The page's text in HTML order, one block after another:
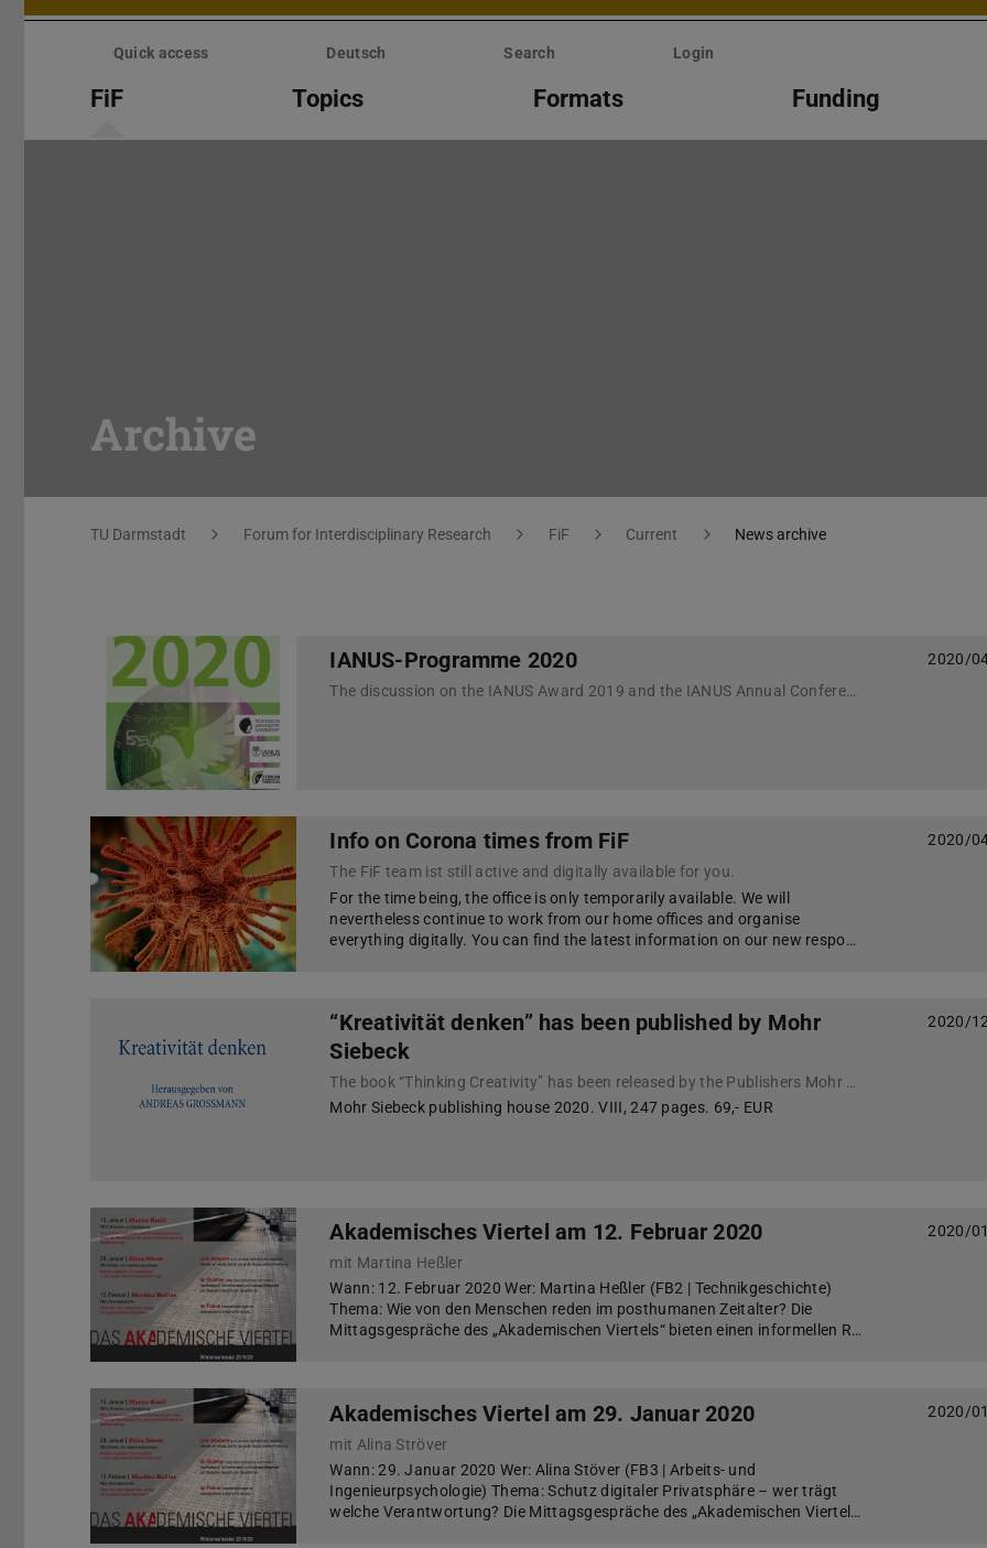
Skip
Quick access Deutsch Search Login
FiF Topics Formats Funding
Archive
You are here:
TU Darmstadt Forum for Interdisciplinary Research FiF Current News archive
IANUS-Programme 2020
2020/
The discussion on the IANUS Award 2019 and the IANUS Annual Conference 2020 have been postponed
Info on Corona times from FiF
2020/
The FiF team ist still active and digitally available for you.
For the time being, the office is only temporarily available. We will
nevertheless continue to work from our home offices and organise
everything digitally. You can find the latest information on our new respo…
“Kreativität denken” has been published by Mohr
Siebeck
2020/
The book “Thinking Creativity” has been released by the Publishers Mohr Siebeck, Tübingen
Mohr Siebeck publishing house 2020. VIII, 247 pages. 69,- EUR
Akademisches Viertel am 12. Februar 2020
2020/
mit Martina Heßler
Wann: 12. Februar 2020 Wer: Martina Heßler (FB2 | Technikgeschichte)
Thema: Wie von den Menschen reden im posthumanen Zeitalter? Die
Mittagsgespräche des „Akademischen Viertels“ bieten einen informellen R…
Akademisches Viertel am 29. Januar 2020
2020/
mit Alina Ströver
Wann: 29. Januar 2020 Wer: Alina Stöver (FB3 | Arbeits- und
Ingenieurpsychologie) Thema: Schutz digitaler Privatsphäre – wer trägt
welche Verantwortung? Die Mittagsgespräche des „Akademischen Viertel…